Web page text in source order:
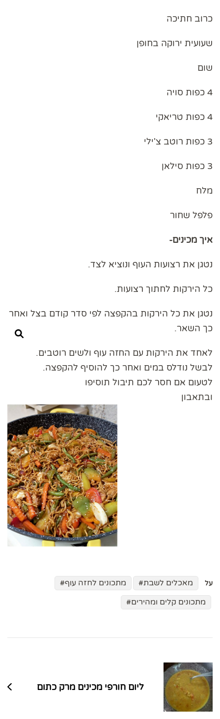
כרוב חתיכה
שעועית ירוקה בחופן
שום
4 כפות סויה
4 כפות טריאקי
3 כפות רוטב צ'ילי
3 כפות סילאן
מלח
פלפל שחור
איך מכינים-
נטגן את רצועות העוף ונוציא לצד.
כל הירקות לחתוך רצועות.
נטגן את כל הירקות בהקפצה לפי סדר קודם בצל ואחר
כך השאר.
לאחד את הירקות עם החזה עוף ולשים רוטבים.
לבשל נודלס במים ואחר כך להוסיף להקפצה.
לטעום אם חסר לכם תיבול תוסיפו
ובתאבון
על מאכלים לשבת
מתכונים לחזה עוף
מתכונים קלים ומהירים
בפוסטים
ליום חורפי מכינים מרק כתום